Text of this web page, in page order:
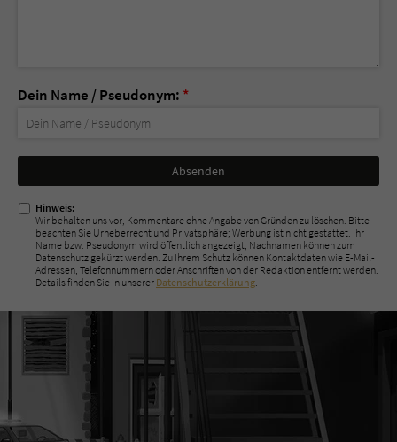
Dein Name / Pseudonym: *
Nicht
ausfüllen!
Hinweis:
Wir behalten uns vor, Kommentare ohne Angabe von Gründen zu löschen. Bitte
beachten Sie Urheberrecht und Privatsphäre; Werbung ist nicht gestattet. Ihr
Name bzw. Pseudonym wird öffentlich angezeigt; Nachnamen können zum
Datenschutz gekürzt werden. Zu Ihrem Schutz können Kontaktdaten wie E-Mail-
Adressen, Telefonnummern oder Anschriften von der Redaktion entfernt werden.
Details finden Sie in unserer Datenschutzerklärung.